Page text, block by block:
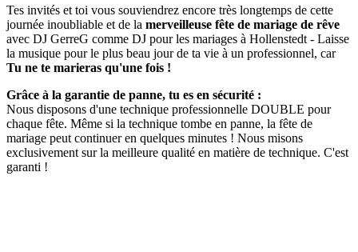
Tes invités et toi vous souviendrez encore très longtemps de cette
journée inoubliable et de la merveilleuse fête de mariage de rêve
avec DJ GerreG comme DJ pour les mariages à Hollenstedt - Laisse
la musique pour le plus beau jour de ta vie à un professionnel, car
Tu ne te marieras qu'une fois !
Grâce à la garantie de panne, tu es en sécurité :
Nous disposons d'une technique professionnelle DOUBLE pour
chaque fête. Même si la technique tombe en panne, la fête de
mariage peut continuer en quelques minutes ! Nous misons
exclusivement sur la meilleure qualité en matière de technique. C'est
garanti !